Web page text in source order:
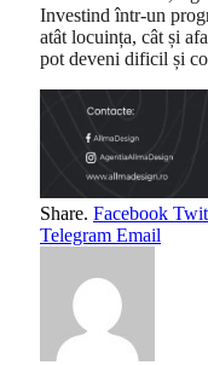
Investind într-un
atât locuința, cât și
pot deveni dificil și
Share. Facebook
Telegram Email